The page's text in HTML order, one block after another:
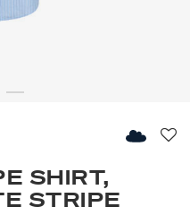
SHIRT,
STRIPE